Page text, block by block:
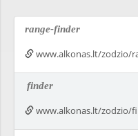
range-finder
www.alkonas.lt/zodzio/
finder
www.alkonas.lt/zodzio/